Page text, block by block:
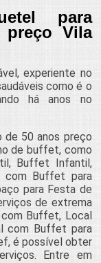
para
preço Vila
experiente no
como é o
há anos no
de 50 anos preço
de buffet, como
Buffet Infantil,
com Buffet para
para Festa de
de extrema
com Buffet, Local
com Buffet para
é possível obter
Entre em